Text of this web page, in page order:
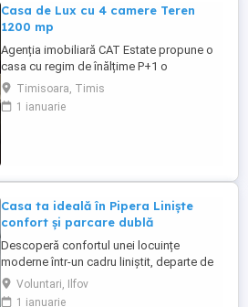
Casa de Lux cu 4 camere Teren
1200 mp
Agenția imobiliară CAT Estate propune o
casa cu regim de înălțime P+1 o
proprietate unică cu un teren generos de
1200 mp si piscina Casa este construită ,
mobilata si utilata la cele mai înalte
Timisoara, Timis
1 ianuarie
Casa ta ideală în Pipera Liniște
confort și parcare dublă
Descoperă confortul unei locuințe
moderne într-un cadru liniștit, departe de
agitația urbană, în cadrul Complexului
Rezidențial Alexander Residence, în
Voluntari, Ilfov
1 ianuarie